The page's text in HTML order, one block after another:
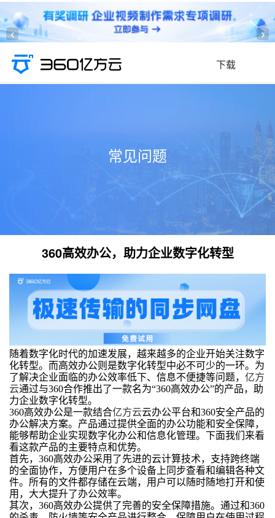
‹ ›
下载
常见问题
360高效办公，助力企业数字化转型
随着数字化时代的加速发展，越来越多的企业开始关注数字
化转型。而高效办公则是数字化转型中必不可少的一环。为
了解决企业面临的办公效率低下、信息不便捷等问题， 亿方
云通过与360合作推出了一款名为“360高效办公”的产品，助
力企业数字化转型。
360高效办公是一款结合亿方云云办公平台和360安全产品的
办公解决方案。产品通过提供全面的办公功能和安全保障，
能够帮助企业实现数字化办公和信息化管理。下面我们来看
看这款产品的主要特点和优势。
首先，360高效办公采用了先进的云计算技术，支持跨终端
的全面协作，方便用户在多个设备上同步查看和编辑各种文
件。所有的文件都存储在云端，用户可以随时随地打开和使
用，大大提升了办公效率。
其次，360高效办公提供了完善的安全保障措施。通过和360